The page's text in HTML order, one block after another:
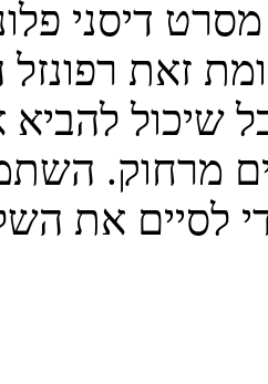
דיסני
זאת רפונזל
להביא
מרחוק.